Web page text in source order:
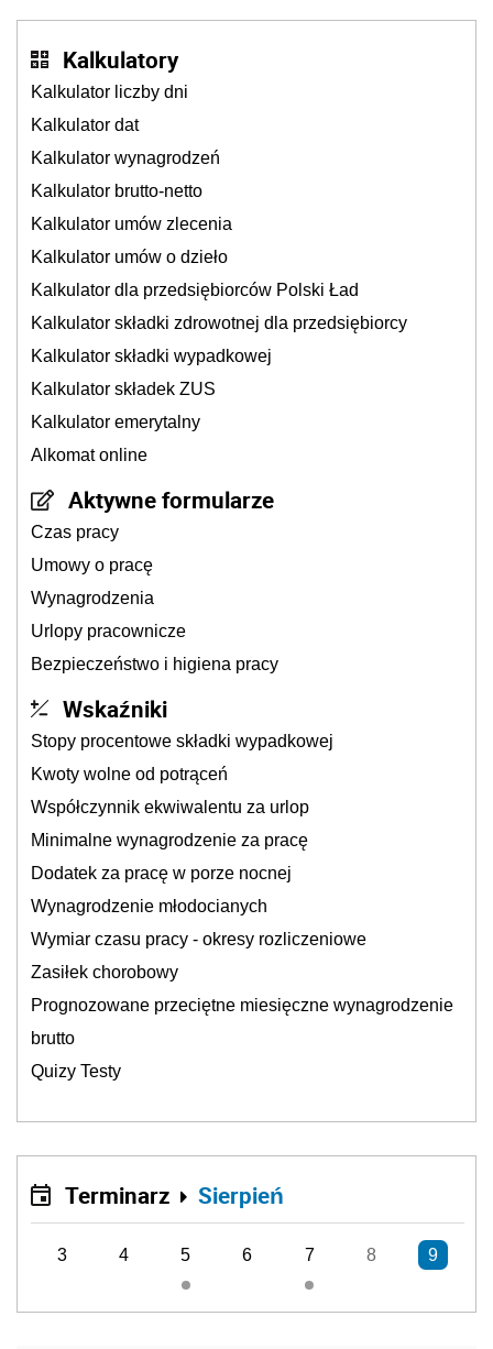
Kalkulatory
Kalkulator liczby dni
Kalkulator dat
Kalkulator wynagrodzeń
Kalkulator brutto-netto
Kalkulator umów zlecenia
Kalkulator umów o dzieło
Kalkulator dla przedsiębiorców Polski Ład
Kalkulator składki zdrowotnej dla przedsiębiorcy
Kalkulator składki wypadkowej
Kalkulator składek ZUS
Kalkulator emerytalny
Alkomat online
Aktywne formularze
Czas pracy
Umowy o pracę
Wynagrodzenia
Urlopy pracownicze
Bezpieczeństwo i higiena pracy
Wskaźniki
Stopy procentowe składki wypadkowej
Kwoty wolne od potrąceń
Współczynnik ekwiwalentu za urlop
Minimalne wynagrodzenie za pracę
Dodatek za pracę w porze nocnej
Wynagrodzenie młodocianych
Wymiar czasu pracy - okresy rozliczeniowe
Zasiłek chorobowy
Prognozowane przeciętne miesięczne wynagrodzenie
brutto
Quizy Testy
Terminarz Sierpień
3 4 5 6 7 8 9